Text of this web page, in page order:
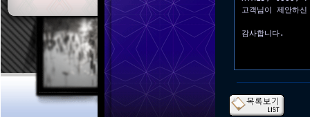
고객님이 제안하
감사합니다.